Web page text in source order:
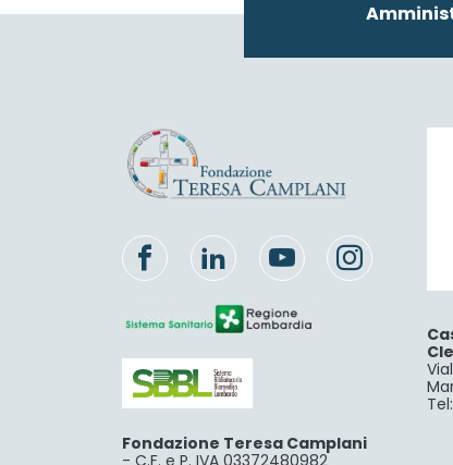
Fondazione Teresa Camplani
- C.F. e P. IVA 03372480982
Tel: